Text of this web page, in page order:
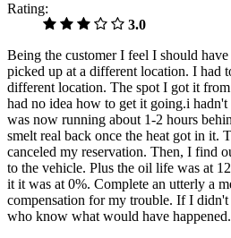
Rating:
3.0
Being the customer I feel I should
picked up at a different location. I had
different location. The spot I got it
had no idea how to get it going.i
was now running about 1-2 hours
smelt real back once the heat got in it.
canceled my reservation. Then, I find
to the vehicle. Plus the oil life was at
it it was at 0%. Complete an utterly a
compensation for my trouble. If I didn't
who know what would have happened.